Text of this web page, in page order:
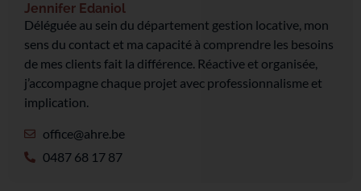
Jennifer Edaniol
Déléguée au sein du département gestion locative, mon
sens du contact et ma capacité à comprendre les besoins
de mes clients fait la différence. Réactive et organisée,
j’accompagne chaque projet avec professionnalisme et
implication.
office@ahre.be
0487 68 17 87